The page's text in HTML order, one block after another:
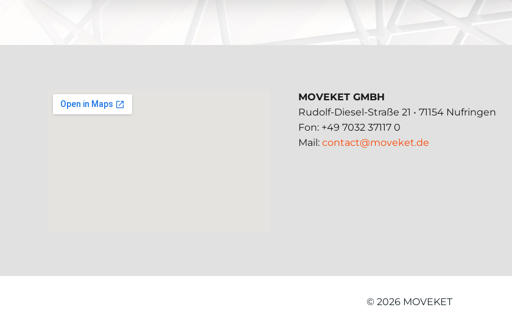
MOVEKET GMBH
Rudolf-Diesel-Straße 21 • 71154 Nufringen
Fon: +49 7032 37117 0
Mail: contact@moveket.de
© 2026 MOVEKET